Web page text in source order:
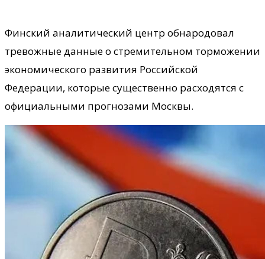
Финский аналитический центр обнародовал
тревожные данные о стремительном торможении
экономического развития Российской
Федерации, которые существенно расходятся с
официальными прогнозами Москвы.